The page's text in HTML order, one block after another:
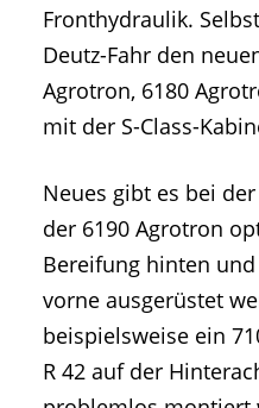
Fronthydraulik.
Deutz-Fahr den
Agrotron, 6180
mit der S-Class-
Neues gibt es bei
der 6190 Agrotron
Bereifung hinten
vorne ausgerüstet
beispielsweise ein
R 42 auf der